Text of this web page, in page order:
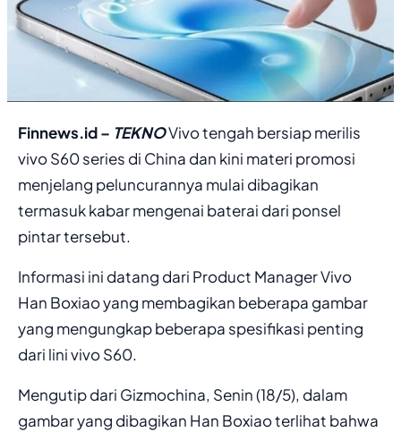
Finnews.id – TEKNOVivo tengah bersiap merilis
vivo S60 series di China dan kini materi promosi
menjelang peluncurannya mulai dibagikan
termasuk kabar mengenai baterai dari ponsel
pintar tersebut.
Informasi ini datang dari Product Manager Vivo
Han Boxiao yang membagikan beberapa gambar
yang mengungkap beberapa spesifikasi penting
dari lini vivo S60.
Mengutip dari Gizmochina, Senin (18/5), dalam
gambar yang dibagikan Han Boxiao terlihat bahwa